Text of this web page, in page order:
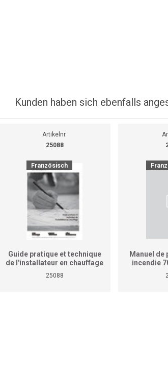
Kunden haben sich ebenfalls
Artikelnr.
25088
Französisch
Guide pratique et technique
de l'installateur en chauffage
(Ne remplace pas le manuel
de travaux pratiques pour
25088
Manuel
incendie